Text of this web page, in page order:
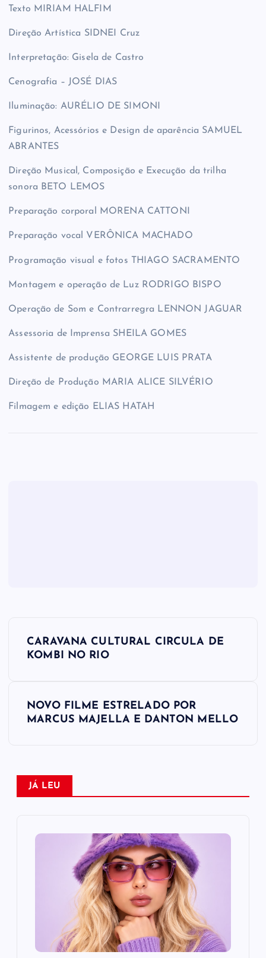
Texto MIRIAM HALFIM
Direção Artística SIDNEI Cruz
Interpretação: Gisela de Castro
Cenografia – JOSÉ DIAS
Iluminação: AURÉLIO DE SIMONI
Figurinos, Acessórios e Design de aparência SAMUEL
ABRANTES
Direção Musical, Composição e Execução da trilha
sonora BETO LEMOS
Preparação corporal MORENA CATTONI
Preparação vocal VERÔNICA MACHADO
Programação visual e fotos THIAGO SACRAMENTO
Montagem e operação de Luz RODRIGO BISPO
Operação de Som e Contrarregra LENNON JAGUAR
Assessoria de Imprensa SHEILA GOMES
Assistente de produção GEORGE LUIS PRATA
Direção de Produção MARIA ALICE SILVÉRIO
Filmagem e edição ELIAS HATAH
a
ç
CARAVANA CULTURAL CIRCULA DE
KOMBI NO RIO
NOVO FILME ESTRELADO POR
MARCUS MAJELLA E DANTON MELLO
JÁ LEU